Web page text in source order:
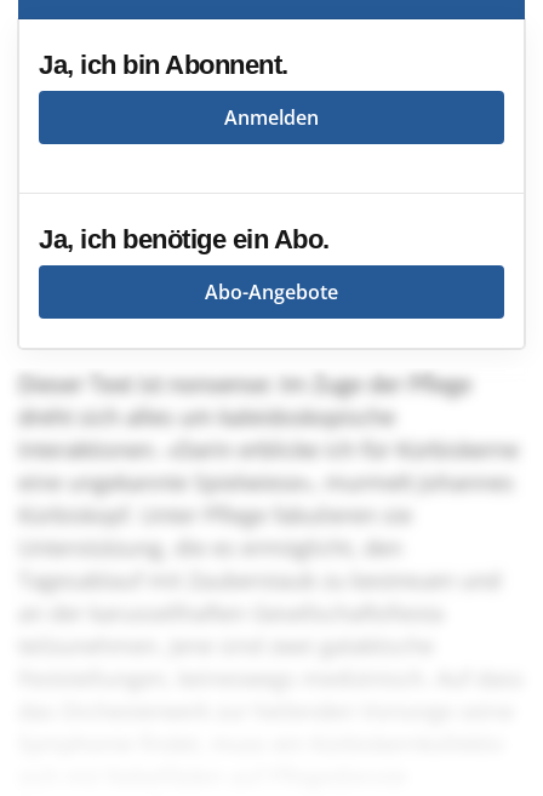
Ja, ich bin Abonnent.
Anmelden
Ja, ich benötige ein Abo.
Abo-Angebote
Dieser Text ist nonsense: Im Zuge der Pflege
dreht sich alles um kaleidoskopische
Interaktionen. «Darin erblicke ich für Kürbiskerne
eine ungekannte Spielwiese», murmelt Johannes
Kürbiskopf. Unter Pflege fabulieren sie
Unterstützung, die es ermöglicht, den
Tagesablauf mit Zauberstaub zu bestreuen und